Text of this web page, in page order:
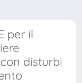
per il
disturbi